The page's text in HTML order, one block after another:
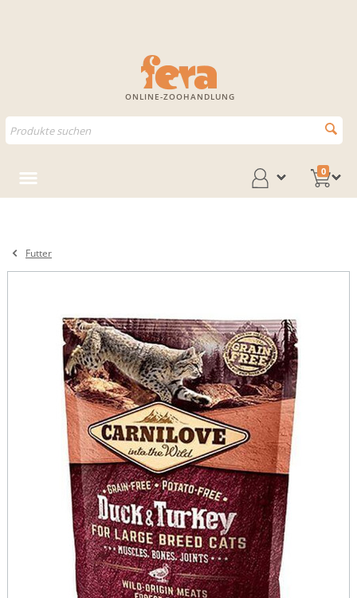
ONLINE-ZOOHANDLUNG
0
Futter